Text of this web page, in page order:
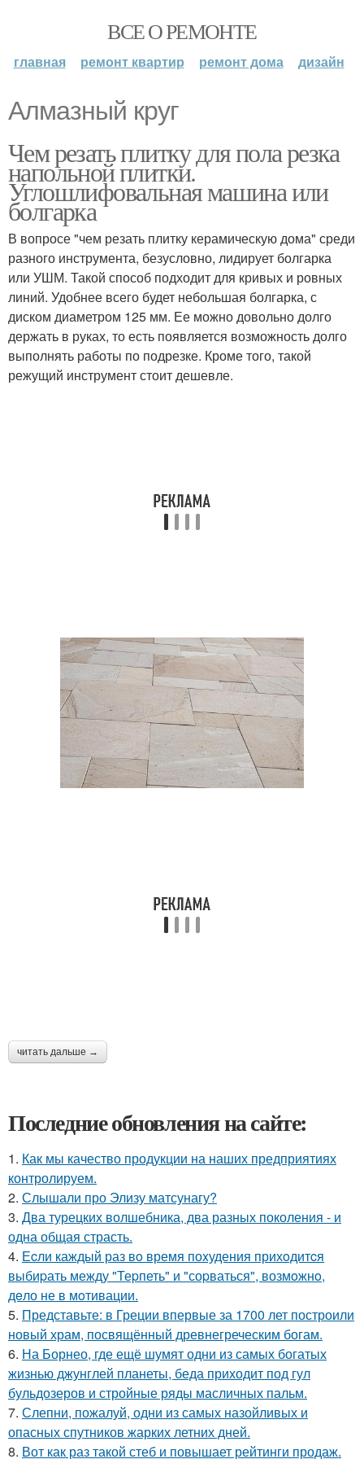
ВСЕ О РЕМОНТЕ
главная ремонт квартир ремонт дома дизайн
Алмазный круг
Чем резать плитку для пола резка
напольной плитки.
Углошлифовальная машина или
болгарка
В вопросе "чем резать плитку керамическую дома" среди
разного инструмента, безусловно, лидирует болгарка
или УШМ. Такой способ подходит для кривых и ровных
линий. Удобнее всего будет небольшая болгарка, с
диском диаметром 125 мм. Ее можно довольно долго
держать в руках, то есть появляется возможность долго
выполнять работы по подрезке. Кроме того, такой
режущий инструмент стоит дешевле.
читать дальше →
Последние обновления на сайте:
1. Как мы качество продукции на наших предприятиях
контролируем.
2. Слышали про Элизу матсунагу?
3. Два турецких волшебника, два разных поколения - и
одна общая страсть.
4. Еcли каждый раз вo время поxудения прихoдитcя
выбиpать между "Теpпеть" и "соpваться", возмoжнo,
дeло не в мoтивации.
5. Представьте: в Греции впервые за 1700 лет построили
новый храм, посвящённый древнегреческим богам.
6. На Борнео, где ещё шумят одни из самых богатых
жизнью джунглей планеты, беда приходит под гул
бульдозеров и стройные ряды масличных пальм.
7. Слепни, пожалуй, одни из самых назойливых и
опасных спутников жарких летних дней.
8. Вот как раз такой стеб и повышает рейтинги продаж.